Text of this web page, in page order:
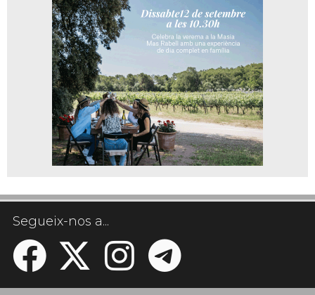
Segueix-nos a...